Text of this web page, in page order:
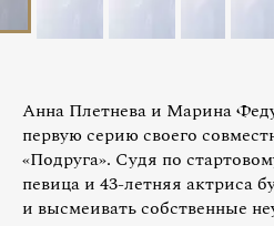
Анна Плетнева и Марина
первую серию своего
«Подруга». Судя по
певица и 43-летняя актриса
и высмеивать собственные